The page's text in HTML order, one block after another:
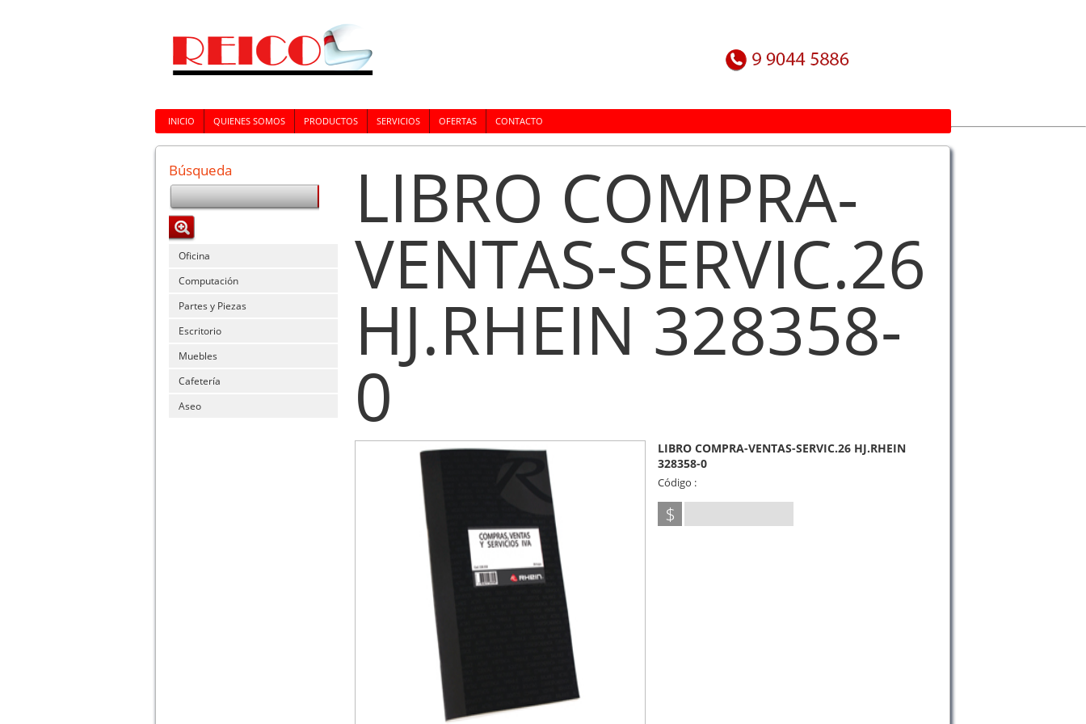
INICIO QUIENES SOMOS PRODUCTOS SERVICIOS OFERTAS CONTACTO
Búsqueda
Oficina
Computación
Partes y Piezas
Escritorio
Muebles
Cafetería
Aseo
LIBRO COMPRA-
VENTAS-SERVIC.26
HJ.RHEIN 328358-
0
LIBRO COMPRA-VENTAS-SERVIC.26 HJ.RHEIN
328358-0
Código :
$